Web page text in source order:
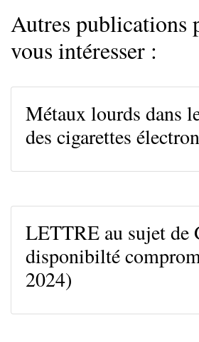
Autres publications
vous intéresser :
Métaux lourds dans
des cigarettes
LETTRE au sujet de
disponibilté
2024)